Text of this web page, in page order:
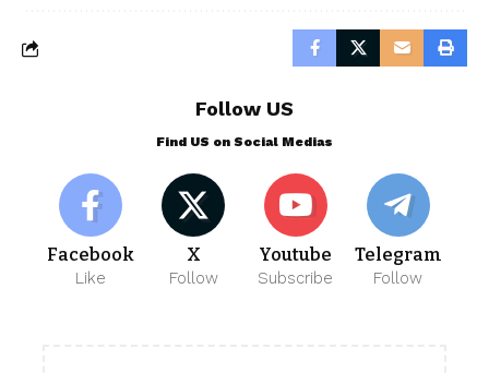
Follow US
Find US on Social Medias
Facebook
Like
X
Follow
Youtube
Subscribe
Telegram
Follow